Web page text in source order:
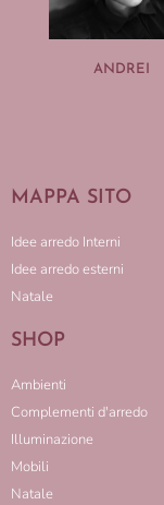
ANDREI
MAPPA SITO
Idee arredo Interni
Idee arredo esterni
Natale
SHOP
Ambienti
Complementi d'arredo
Illuminazione
Mobili
Natale